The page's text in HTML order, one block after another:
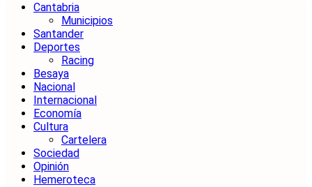
Cantabria
Municipios
Santander
Deportes
Racing
Besaya
Nacional
Internacional
Economía
Cultura
Cartelera
Sociedad
Opinión
Hemeroteca